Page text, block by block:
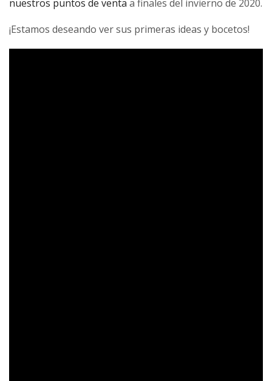
nuestros puntos de venta a finales del invierno de 2020.
¡Estamos deseando ver sus primeras ideas y bocetos!